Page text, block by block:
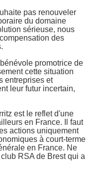
pas renouveler
du domaine
sérieuse, nous
des
promotrice de
cette situation
entreprises et
leur futur incertain,
est le reflet d'une
en France. Il faut
actions uniquement
à court-terme
en France. Ne
RSA de Brest qui a